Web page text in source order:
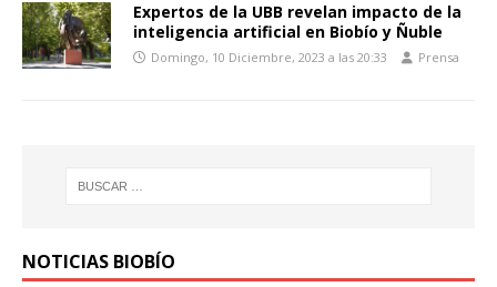
Expertos de la UBB revelan impacto de la
inteligencia artificial en Biobío y Ñuble
Domingo, 10 Diciembre, 2023 a las 20:33 Prensa
NOTICIAS BIOBÍO